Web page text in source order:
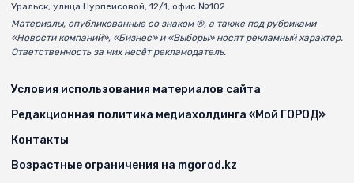
Уральск, улица Нурпеисовой, 12/1, офис №102.
Материалы, опубликованные со знаком ®, а также под рубриками
«Новости компаний», «Бизнес» и «Выборы» носят рекламный характер.
Ответственность за них несёт рекламодатель.
Условия использования материалов сайта
Редакционная политика медиахолдинга «Мой ГОРОД»
Контакты
Возрастные ограничения на mgorod.kz